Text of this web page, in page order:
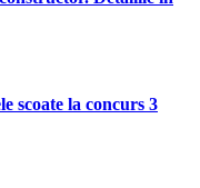
scoate la concurs 3